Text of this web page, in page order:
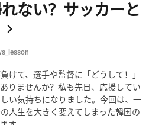
ない？サッカーと
けて、選手や監督に「どうして！」
りませんか？私も先日、応援してい
い気持ちになりました。今回は、一
人生を大きく変えてしまった韓国の